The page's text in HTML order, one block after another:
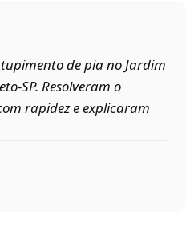
de pia no Jardim
Resolveram o
rapidez e explicaram